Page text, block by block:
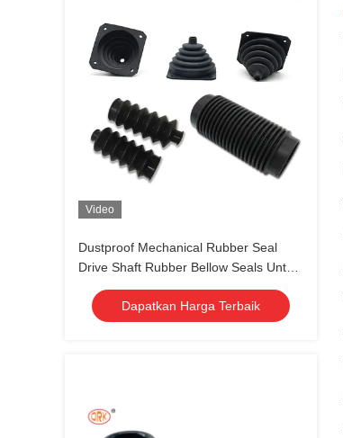
Video
Dustproof Mechanical Rubber Seal
Drive Shaft Rubber Bellow Seals Untuk
Custom
Dapatkan Harga Terbaik